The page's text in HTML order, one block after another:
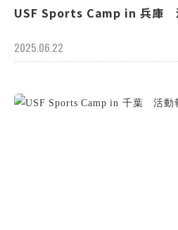
USF Sports Camp in 兵庫
2025.06.22